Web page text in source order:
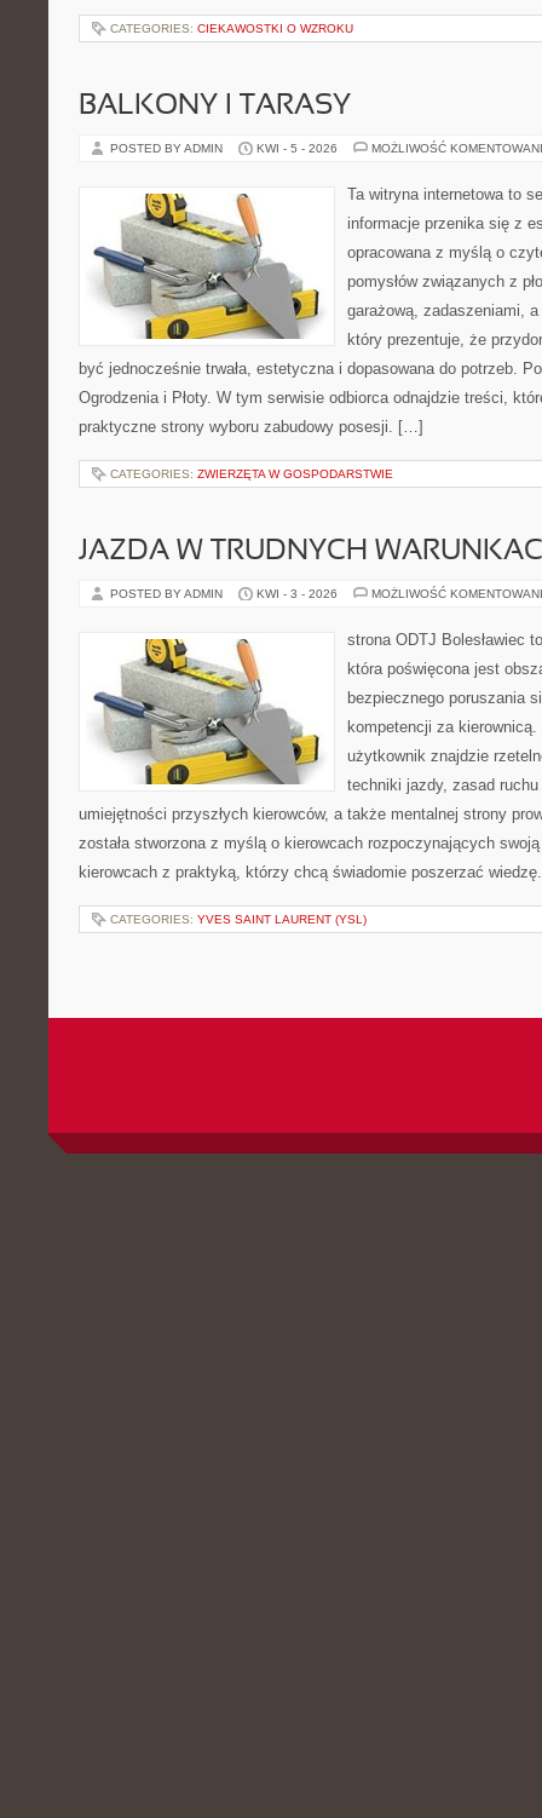
CATEGORIES: CIEKAWOSTKI O WZROKU
BALKONY I TARASY
POSTED BY ADMIN KWI - 5 - 2026 MOŻLIWOŚĆ
Ta witryna internetowa to
informacje przenika się z
opracowana z myślą o
pomysłów związanych z
garażową, zadaszeniami,
który prezentuje, że
być jednocześnie trwała, estetyczna i dopasowana do potrzeb.
Ogrodzenia i Płoty. W tym serwisie odbiorca odnajdzie treści,
praktyczne strony wyboru zabudowy posesji. […]
CATEGORIES: ZWIERZĘTA W GOSPODARSTWIE
JAZDA W TRUDNYCH
POSTED BY ADMIN KWI - 3 - 2026 MOŻLIWOŚĆ
strona ODTJ Bolesławiec
która poświęcona jest
bezpiecznego poruszania
kompetencji za
użytkownik znajdzie
techniki jazdy, zasad
umiejętności przyszłych kierowców, a także mentalnej strony
została stworzona z myślą o kierowcach rozpoczynających
kierowcach z praktyką, którzy chcą świadomie poszerzać
CATEGORIES: YVES SAINT LAURENT (YSL)